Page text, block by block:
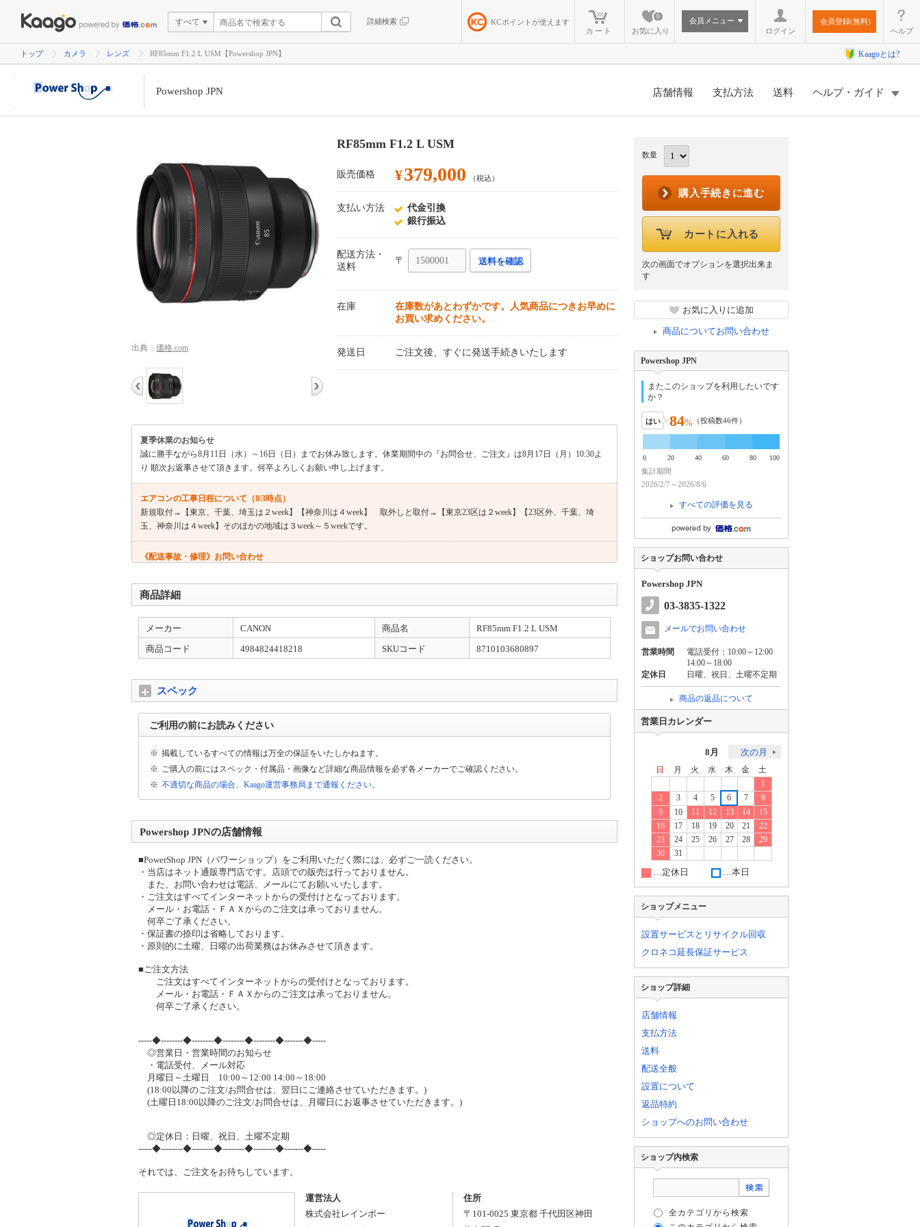
すべて 詳細検索 KCポイントが使えます
カート
お気に入り
0
会員メニュー
ログイン
会員登録(無料)
ヘルプ
トップ カメラ レンズ RF85mm F1.2 L USM【Powershop JPN】 Kaagoとは?
Powershop JPN 店舗情報 支払方法 送料 ヘルプ・ガイド
出典： 価格.com
RF85mm F1.2 L USM
販売価格 ¥379,000 （税込）
支払い方法
代金引換
銀行振込
配送方法・
送料
〒 送料を確認
在庫
在庫数があとわずかです。人気商品につきお早めに
お買い求めください。
発送日 ご注文後、すぐに発送手続きいたします
夏季休業のお知らせ
誠に勝手ながら8月11日（水）～16日（日）までお休み致します。休業期間中の『お問合せ、ご注文』は8月17日（月）10:30よ
り 順次お返事させて頂きます。何卒よろしくお願い申し上げます。
エアコンの工事日程について（8/3時点）
新規取付→【東京、千葉、埼玉は２week】【神奈川は４week】 取外しと取付→【東京23区は２week】【23区外、千葉、埼
玉、神奈川は４week】そのほかの地域は３week～５weekです。
《配送事故・修理》お問い合わせ
商品詳細
メーカー CANON 商品名
RF85mm F1.2 L USM
商品コード
4984824418218 SKUコード 8710103680897
スペック
ご利用の前にお読みください
※ 掲載しているすべての情報は万全の保証をいたしかねます。
※ ご購入の前にはスペック・付属品・画像など詳細な商品情報を必ず各メーカーでご確認ください。
※ 不適切な商品の場合、Kaago運営事務局まで通報ください。
Powershop JPNの店舗情報
■PowerShop JPN（パワーショップ）をご利用いただく際には、必ずご一読ください。
・当店はネット通販専門店です。店頭での販売は行っておりません。
また、お問い合わせは電話、メールにてお願いいたします。
・ご注文はすべてインターネットからの受付けとなっております。
メール・お電話・ＦＡＸからのご注文は承っておりません。
何卒ご了承ください。
・保証書の捺印は省略しております。
・原則的に土曜、日曜の出荷業務はお休みさせて頂きます。
■ご注文方法
ご注文はすべてインターネットからの受付けとなっております。
メール・お電話・ＦＡＸからのご注文は承っておりません。
何卒ご了承ください。
-----◆--------◆--------◆--------◆--------◆-------◆-----
◎営業日・営業時間のお知らせ
・電話受付、メール対応
月曜日～土曜日 10:00～12:00 14:00～18:00
(18:00以降のご注文/お問合せは、翌日にご連絡させていただきます。)
(土曜日18:00以降のご注文/お問合せは、月曜日にお返事させていただきます。)
◎定休日：日曜、祝日、土曜不定期
-----◆--------◆--------◆--------◆--------◆-------◆-----
それでは、ご注文をお待ちしています。
運営法人
株式会社レインボー
住所
〒 101-0025 東京都 千代田区神田
数量
購入手続きに進む
カートに入れる
次の画面でオプションを選択出来ま
す
お気に入りに追加
商品についてお問い合わせ
Powershop JPN
またこのショップを利用したいです
か？
はい 84% （投稿数46件）
0 20 40 60 80 100
集計期間
2026/2/7～2026/8/6
すべての評価を見る
ショップお問い合わせ
Powershop JPN
03-3835-1322
メールでお問い合わせ
営業時間
電話受付：10:00～12:00
14:00～18:00
定休日
日曜、祝日、土曜不定期
商品の返品について
営業日カレンダー
8月 次の月
日 月 火 水 木 金
土
1
2
3 4 5 6 7
8
9
10 11 12 13 14
15
16
17 18 19 20 21
22
23
24 25 26 27 28
29
30
31
…定休日 …本日
ショップメニュー
設置サービスとリサイクル回収
クロネコ延長保証サービス
ショップ詳細
店舗情報
支払方法
送料
配送全般
設置について
返品特約
ショップへのお問い合わせ
ショップ内検索
全カテゴリから検索